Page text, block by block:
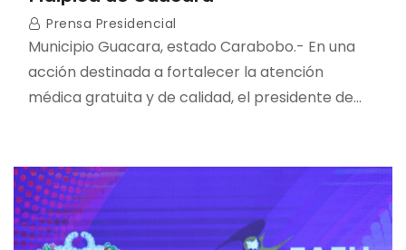
Prensa Presidencial
Municipio Guacara, estado Carabobo.- En una
acción destinada a fortalecer la atención
médica gratuita y de calidad, el presidente de…